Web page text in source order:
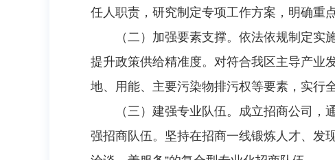
任人职责，研究制定专项工作方案，明确重
（二）加强要素支撑。依法依规制定实
提升政策供给精准度。对符合我区主导产业
地、用能、主要污染物排污权等要素，实行
（三）建强专业队伍。成立招商公司
强招商队伍。坚持在招商一线锻炼人才、发